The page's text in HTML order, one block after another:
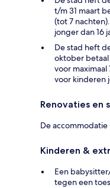
t/m 31 maart
(tot 7
jonger dan 16
De stad heft
oktober betaal
voor
voor kinderen
Renovaties en
De
Kinderen &
Een
tegen een